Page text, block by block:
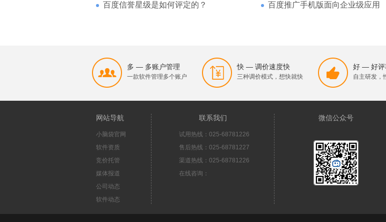
百度信誉星级是如何评定的？ 百度推广手机版面向企业级应用
多 — 多账户管理
一款软件管理多个账户
快 — 调价速度快
三种调价模式，想快就快
好 — 好评
自主研发，
网站导航
小脑袋官网
软件资质
竞价托管
媒体报道
公司动态
软件动态
联系我们
试用热线：025-68781226
售后热线：025-68781227
渠道热线：025-68781226
在线咨询：
微信公众号